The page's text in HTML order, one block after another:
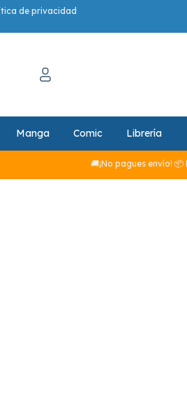
de privacidad
Manga Comic Librería
🚚¡No pagues envío! 📦